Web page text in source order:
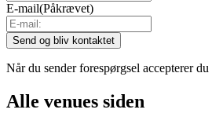
E-mail(Påkrævet)
Når du sender forespørgsel accepterer
Alle venues siden